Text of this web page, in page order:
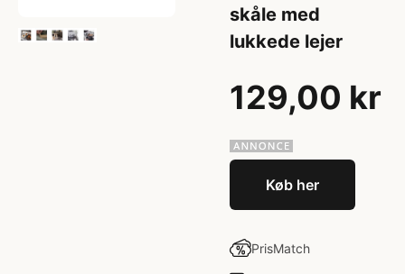
skåle med
lukkede lejer
129,00 kr
Køb her
PrisMatch